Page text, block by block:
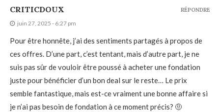
CRITICDOUX
juin 27, 2025 - 6:27 pm
Pour être honnête, j’ai des sentiments partagés à propos de
ces offres. D’une part, c’est tentant, mais d’autre part, je ne
suis pas sûr de vouloir être poussé à acheter une fondation
juste pour bénéficier d’un bon deal sur le reste… Le prix
semble fantastique, mais est-ce vraiment une bonne affaire si
je n’ai pas besoin de fondation à ce moment précis? 🤨
RÉPONDRE